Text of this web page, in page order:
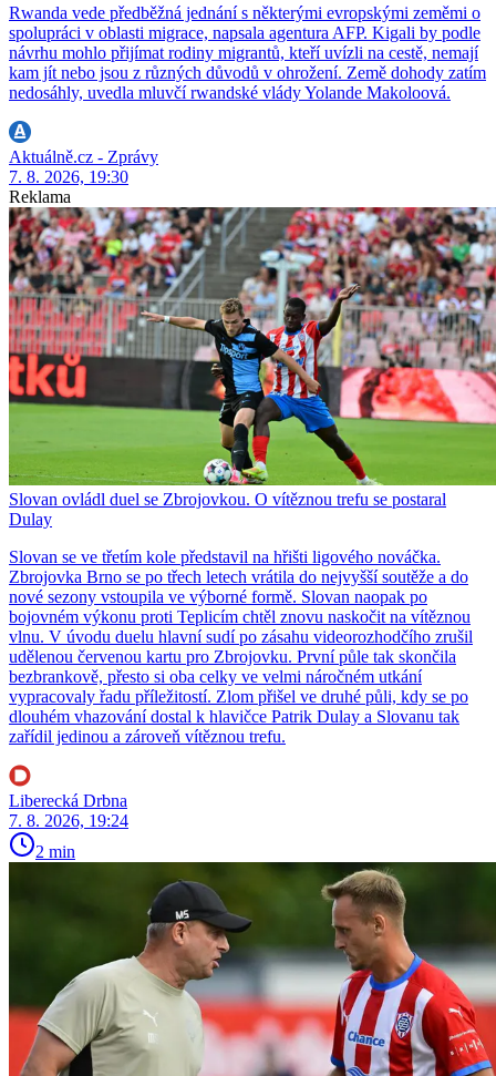
Rwanda vede předběžná jednání s některými evropskými zeměmi o
spolupráci v oblasti migrace, napsala agentura AFP. Kigali by podle
návrhu mohlo přijímat rodiny migrantů, kteří uvízli na cestě, nemají
kam jít nebo jsou z různých důvodů v ohrožení. Země dohody zatím
nedosáhly, uvedla mluvčí rwandské vlády Yolande Makoloová.
Aktuálně.cz - Zprávy
7. 8. 2026, 19:30
Reklama
Slovan ovládl duel se Zbrojovkou. O vítěznou trefu se postaral
Dulay
Slovan se ve třetím kole představil na hřišti ligového nováčka.
Zbrojovka Brno se po třech letech vrátila do nejvyšší soutěže a do
nové sezony vstoupila ve výborné formě. Slovan naopak po
bojovném výkonu proti Teplicím chtěl znovu naskočit na vítěznou
vlnu. V úvodu duelu hlavní sudí po zásahu videorozhodčího zrušil
udělenou červenou kartu pro Zbrojovku. První půle tak skončila
bezbrankově, přesto si oba celky ve velmi náročném utkání
vypracovaly řadu příležitostí. Zlom přišel ve druhé půli, kdy se po
dlouhém vhazování dostal k hlavičce Patrik Dulay a Slovanu tak
zařídil jedinou a zároveň vítěznou trefu.
Liberecká Drbna
7. 8. 2026, 19:24
2 min